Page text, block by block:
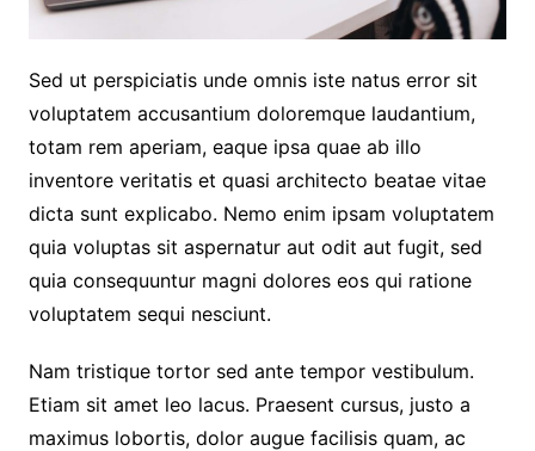
Sed ut perspiciatis unde omnis iste natus error sit
voluptatem accusantium doloremque laudantium,
totam rem aperiam, eaque ipsa quae ab illo
inventore veritatis et quasi architecto beatae vitae
dicta sunt explicabo. Nemo enim ipsam voluptatem
quia voluptas sit aspernatur aut odit aut fugit, sed
quia consequuntur magni dolores eos qui ratione
voluptatem sequi nesciunt.
Nam tristique tortor sed ante tempor vestibulum.
Etiam sit amet leo lacus. Praesent cursus, justo a
maximus lobortis, dolor augue facilisis quam, ac